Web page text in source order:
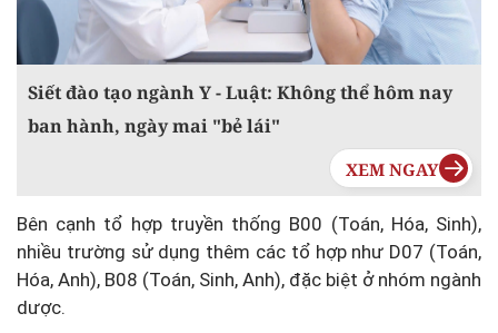
Siết đào tạo ngành Y - Luật: Không thể hôm nay
ban hành, ngày mai "bẻ lái"
Bên cạnh tổ hợp truyền thống B00 (Toán, Hóa, Sinh),
nhiều trường sử dụng thêm các tổ hợp như D07 (Toán,
Hóa, Anh), B08 (Toán, Sinh, Anh), đặc biệt ở nhóm ngành
dược.